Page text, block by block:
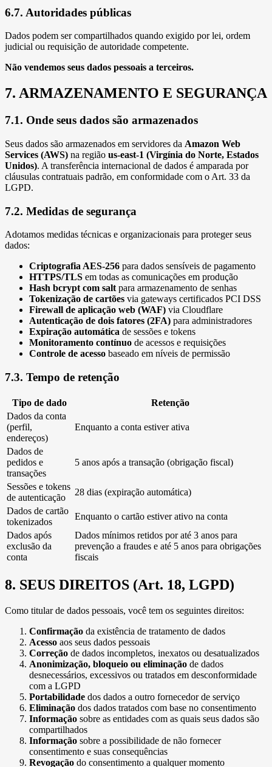
6.7. Autoridades públicas
Dados podem ser compartilhados quando exigido por lei, ordem
judicial ou requisição de autoridade competente.
Não vendemos seus dados pessoais a terceiros.
7. ARMAZENAMENTO E SEGURANÇA
7.1. Onde seus dados são armazenados
Seus dados são armazenados em servidores da Amazon Web
Services (AWS) na região us-east-1 (Virgínia do Norte, Estados
Unidos). A transferência internacional de dados é amparada por
cláusulas contratuais padrão, em conformidade com o Art. 33 da
LGPD.
7.2. Medidas de segurança
Adotamos medidas técnicas e organizacionais para proteger seus
dados:
Criptografia AES-256 para dados sensíveis de pagamento
HTTPS/TLS em todas as comunicações em produção
Hash bcrypt com salt para armazenamento de senhas
Tokenização de cartões via gateways certificados PCI DSS
Firewall de aplicação web (WAF) via Cloudflare
Autenticação de dois fatores (2FA) para administradores
Expiração automática de sessões e tokens
Monitoramento contínuo de acessos e requisições
Controle de acesso baseado em níveis de permissão
7.3. Tempo de retenção
Tipo de dado
Retenção
Dados da conta
(perfil,
endereços)
Enquanto a conta estiver ativa
Dados de
pedidos e
transações
5 anos após a transação (obrigação fiscal)
Sessões e tokens
de autenticação
28 dias (expiração automática)
Dados de cartão
tokenizados
Enquanto o cartão estiver ativo na conta
Dados após
exclusão da
conta
Dados mínimos retidos por até 3 anos para
prevenção a fraudes e até 5 anos para obrigações
fiscais
8. SEUS DIREITOS (Art. 18, LGPD)
Como titular de dados pessoais, você tem os seguintes direitos:
Confirmação da existência de tratamento de dados
Acesso aos seus dados pessoais
Correção de dados incompletos, inexatos ou desatualizados
Anonimização, bloqueio ou eliminação de dados
desnecessários, excessivos ou tratados em desconformidade
com a LGPD
Portabilidade dos dados a outro fornecedor de serviço
Eliminação dos dados tratados com base no consentimento
Informação sobre as entidades com as quais seus dados são
compartilhados
Informação sobre a possibilidade de não fornecer
consentimento e suas consequências
Revogação do consentimento a qualquer momento